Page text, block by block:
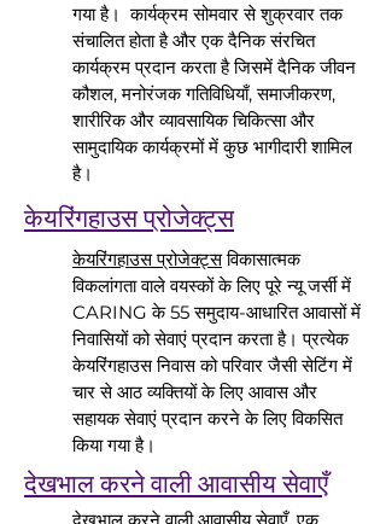
गया है। कार्यक्रम सोमवार से शुक्रवार तक
संचालित होता है और एक दैनिक संरचित
कार्यक्रम प्रदान करता है जिसमें दैनिक जीवन
कौशल, मनोरंजक गतिविधियाँ, समाजीकरण,
शारीरिक और व्यावसायिक चिकित्सा और
सामुदायिक कार्यक्रमों में कुछ भागीदारी शामिल
है।
केयरिंगहाउस प्रोजेक्ट्स
केयरिंगहाउस प्रोजेक्ट्सविकासात्मक
विकलांगता वाले वयस्कों के लिए पूरे न्यू जर्सी में
CARING के 55 समुदाय-आधारित आवासों में
निवासियों को सेवाएं प्रदान करता है। प्रत्येक
केयरिंगहाउस निवास को परिवार जैसी सेटिंग में
चार से आठ व्यक्तियों के लिए आवास और
सहायक सेवाएं प्रदान करने के लिए विकसित
किया गया है।
देखभाल करने वाली आवासीय सेवाएँ